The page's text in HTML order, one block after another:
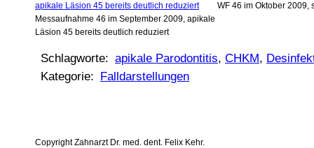
Messaufnahme 46 im September 2009, apikale
Läsion 45 bereits deutlich reduziert
WF 46 im Oktober 2009,
Schlagworte: apikale Parodontitis, CHKM,
Kategorie: Falldarstellungen
Copyright Zahnarzt Dr. med. dent. Felix Kehr.